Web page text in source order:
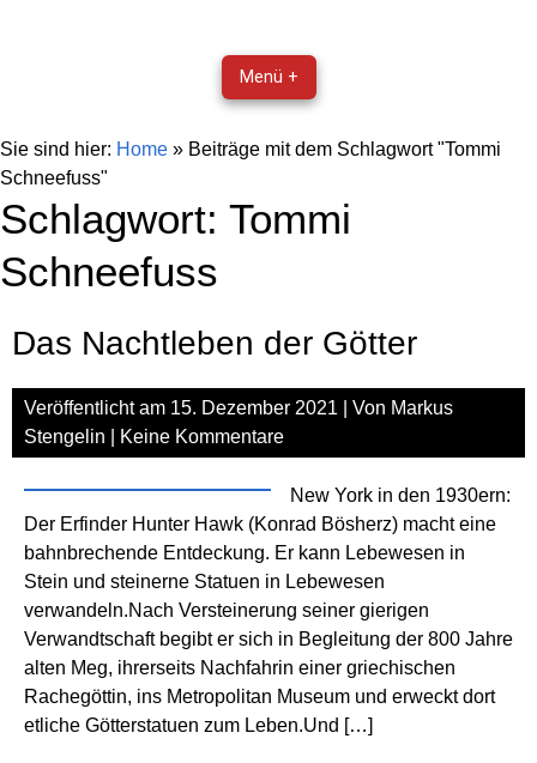
Menü +
Sie sind hier: Home » Beiträge mit dem Schlagwort "Tommi
Schneefuss"
Schlagwort: Tommi
Schneefuss
Das Nachtleben der Götter
Veröffentlicht am 15. Dezember 2021 | Von Markus
Stengelin
Keine Kommentare
New York in den 1930ern:
Der Erfinder Hunter Hawk (Konrad Bösherz) macht eine
bahnbrechende Entdeckung. Er kann Lebewesen in
Stein und steinerne Statuen in Lebewesen
verwandeln.Nach Versteinerung seiner gierigen
Verwandtschaft begibt er sich in Begleitung der 800 Jahre
alten Meg, ihrerseits Nachfahrin einer griechischen
Rachegöttin, ins Metropolitan Museum und erweckt dort
etliche Götterstatuen zum Leben.Und […]